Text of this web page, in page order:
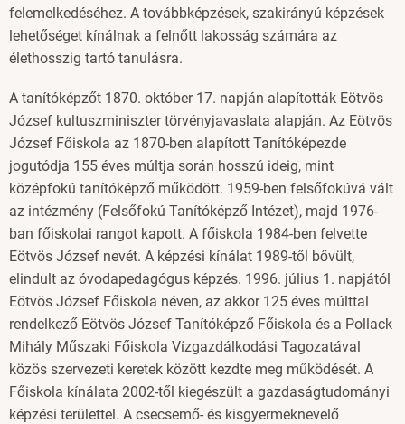
felemelkedéséhez. A továbbképzések, szakirányú képzések
lehetőséget kínálnak a felnőtt lakosság számára az
élethosszig tartó tanulásra.
A tanítóképzőt 1870. október 17. napján alapították Eötvös
József kultuszminiszter törvényjavaslata alapján. Az Eötvös
József Főiskola az 1870-ben alapított Tanítóképezde
jogutódja 155 éves múltja során hosszú ideig, mint
középfokú tanítóképző működött. 1959-ben felsőfokúvá vált
az intézmény (Felsőfokú Tanítóképző Intézet), majd 1976-
ban főiskolai rangot kapott. A főiskola 1984-ben felvette
Eötvös József nevét. A képzési kínálat 1989-től bővült,
elindult az óvodapedagógus képzés. 1996. július 1. napjától
Eötvös József Főiskola néven, az akkor 125 éves múlttal
rendelkező Eötvös József Tanítóképző Főiskola és a Pollack
Mihály Műszaki Főiskola Vízgazdálkodási Tagozatával
közös szervezeti keretek között kezdte meg működését. A
Főiskola kínálata 2002-től kiegészült a gazdaságtudományi
képzési területtel. A csecsemő- és kisgyermeknevelő